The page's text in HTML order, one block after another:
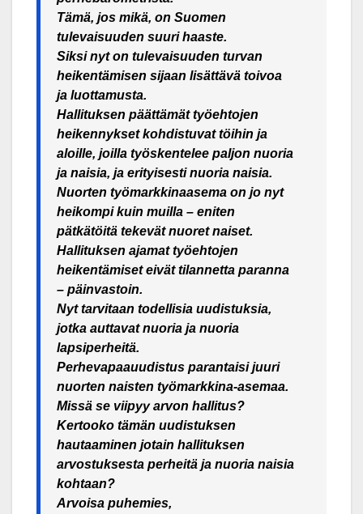
Tämä, jos mikä, on Suomen
tulevaisuuden suuri haaste.
Siksi nyt on tulevaisuuden turvan
heikentämisen sijaan lisättävä toivoa
ja luottamusta.
Hallituksen päättämät työehtojen
heikennykset kohdistuvat töihin ja
aloille, joilla työskentelee paljon nuoria
ja naisia, ja erityisesti nuoria naisia.
Nuorten työmarkkinaasema on jo nyt
heikompi kuin muilla – eniten
pätkätöitä tekevät nuoret naiset.
Hallituksen ajamat työehtojen
heikentämiset eivät tilannetta paranna
– päinvastoin.
Nyt tarvitaan todellisia uudistuksia,
jotka auttavat nuoria ja nuoria
lapsiperheitä.
Perhevapaauudistus parantaisi juuri
nuorten naisten työmarkkina-asemaa.
Missä se viipyy arvon hallitus?
Kertooko tämän uudistuksen
hautaaminen jotain hallituksen
arvostuksesta perheitä ja nuoria naisia
kohtaan?
Arvoisa puhemies,